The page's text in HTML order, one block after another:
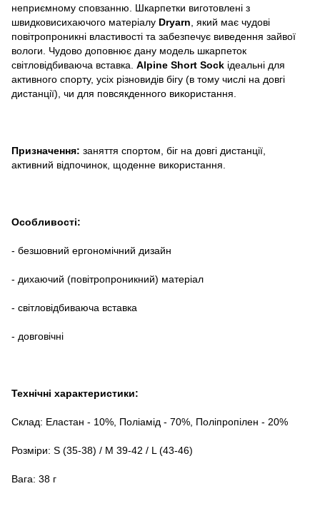
неприємному сповзанню. Шкарпетки виготовлені з
швидковисихаючого матеріалу Dryarn , який має чудові
повітропроникні властивості та забезпечує виведення зайвої
вологи. Чудово доповнює дану модель шкарпеток
світловідбиваюча вставка. Alpine Short Sock ідеальні для
активного спорту, усіх різновидів бігу (в тому числі на довгі
дистанції), чи для повсякденного використання.
Призначення: заняття спортом, біг на довгі дистанції,
активний відпочинок, щоденне використання.
Особливості:
- безшовний ергономічний дизайн
- дихаючий (повітропроникний) матеріал
- світловідбиваюча вставка
- довговічні
Технічні характеристики:
Склад: Еластан - 10%, Поліамід - 70%, Поліпропілен - 20%
Розміри: S (35-38) / M 39-42 / L (43-46)
Вага: 38 г